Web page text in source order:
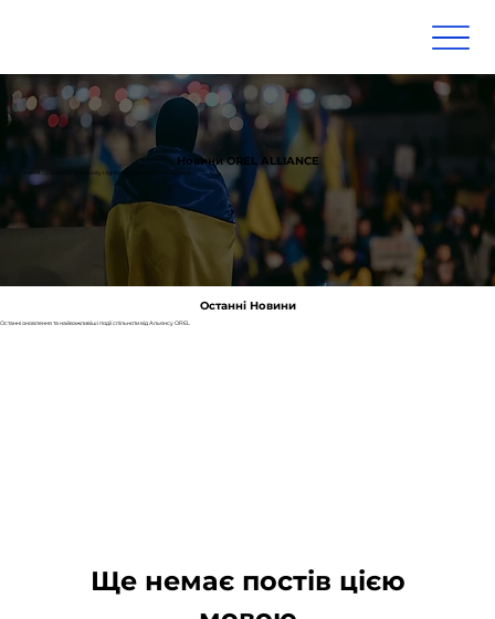
Новини OREL ALLIANCE
Latest Updates & Community Highlights from the OREL Alliance
Останні Новини
Останні оновлення та найважливіші події спільноти від Альянсу OREL
Ще немає постів цією